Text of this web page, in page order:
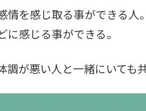
を感じ取る事ができる人。
感じる事ができる。
が悪い人と一緒にいても